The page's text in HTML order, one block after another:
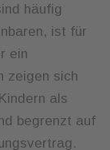
häufig
ist für
ein
zeigen sich
als
begrenzt auf